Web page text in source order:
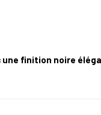
une finition noire